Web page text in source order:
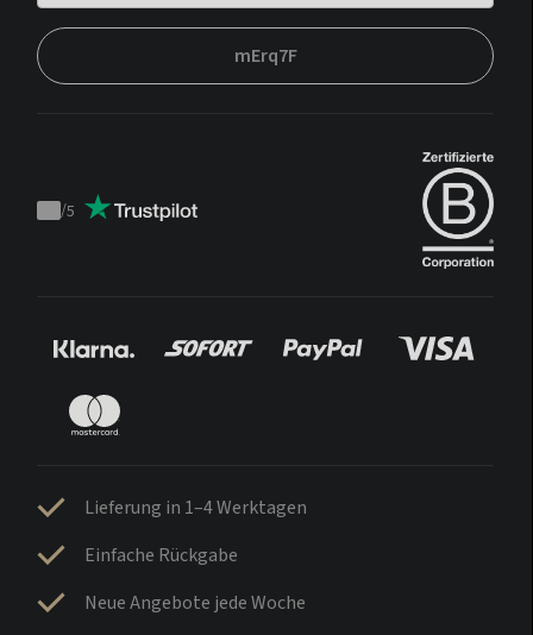
mErq7F
Trustpilot
/5
Lieferung in 1–4 Werktagen
Einfache Rückgabe
Neue Angebote jede Woche